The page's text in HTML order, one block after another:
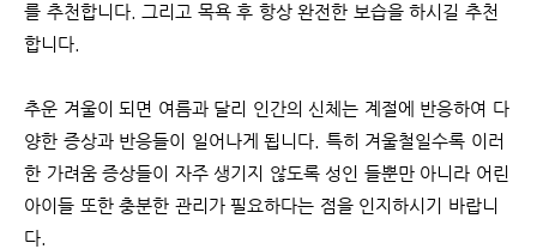
를 추천합니다. 그리고 목욕 후 항상 완전한 보습을 하시길 추천
합니다.
추운 겨울이 되면 여름과 달리 인간의 신체는 계절에 반응하여 다
양한 증상과 반응들이 일어나게 됩니다. 특히 겨울철일수록 이러
한 가려움 증상들이 자주 생기지 않도록 성인 들뿐만 아니라 어린
아이들 또한 충분한 관리가 필요하다는 점을 인지하시기 바랍니
다.